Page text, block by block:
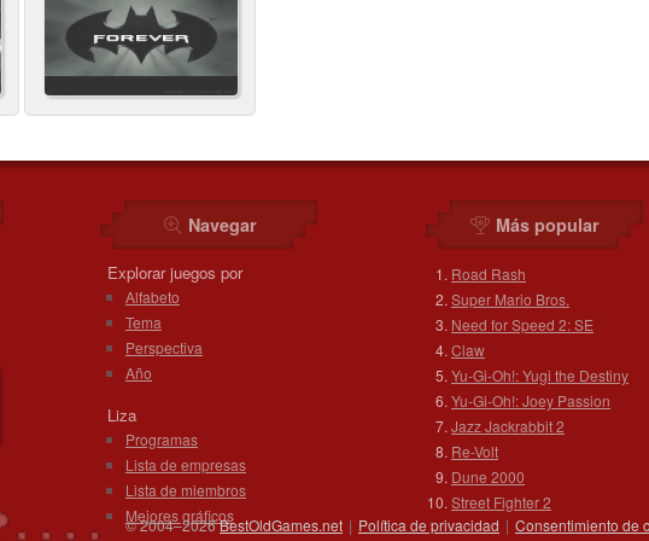
Navegar
Explorar juegos por
Alfabeto
Tema
Perspectiva
Año
Liza
Programas
Lista de empresas
Lista de miembros
Mejores gráficos
Más popular
Road Rash
Super Mario Bros.
Need for Speed 2: SE
Claw
Yu-Gi-Oh!: Yugi the Destiny
Yu-Gi-Oh!: Joey Passion
Jazz Jackrabbit 2
Re-Volt
Dune 2000
Street Fighter 2
© 2004–2026BestOldGames.net | Política de privacidad | Consentimiento de